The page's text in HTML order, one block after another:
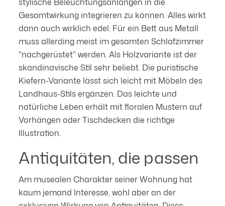
Gesamtwirkung integrieren zu können. Alles wirkt
dann auch wirklich edel. Für ein Bett aus Metall
muss allerding meist im gesamten Schlafzimmer
"nachgerüstet" werden. Als Holzvariante ist der
skandinavische Stil sehr beliebt. Die puristische
Kiefern-Variante lässt sich leicht mit Möbeln des
Landhaus-Stils ergänzen. Das leichte und
natürliche Leben erhält mit floralen Mustern auf
Vorhängen oder Tischdecken die richtige
Illustration.
Antiquitäten, die passen
Am musealen Charakter seiner Wohnung hat
kaum jemand Interesse, wohl aber an der